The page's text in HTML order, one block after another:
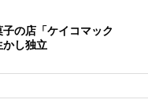
の店「ケイコマック
し独立